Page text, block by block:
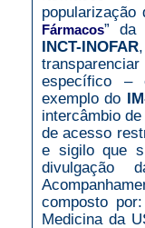
popularização
Fármacos” da
INCT-INOFAR
específico –
exemplo do
intercâmbio
de acesso
e sigilo que
divulgação
composto
Medicina da